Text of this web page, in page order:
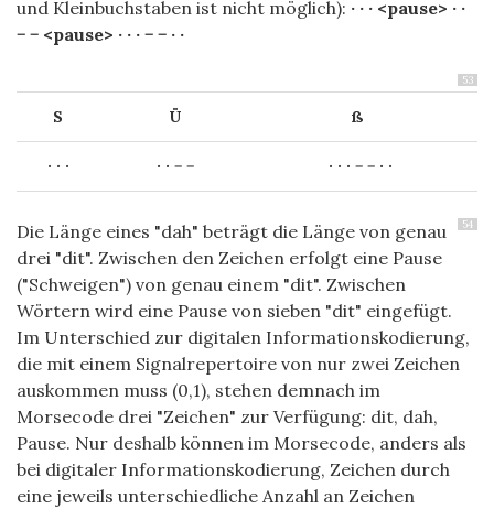
und Kleinbuchstaben ist nicht möglich): · · · <pause> · ·
− − <pause> · · · − − · ·
53
S Ü ß
· · · · · − − · · · − − · ·
54
Die Länge eines "dah" beträgt die Länge von genau
drei "dit". Zwischen den Zeichen erfolgt eine Pause
("Schweigen") von genau einem "dit". Zwischen
Wörtern wird eine Pause von sieben "dit" eingefügt.
Im Unterschied zur digitalen Informationskodierung,
die mit einem Signalrepertoire von nur zwei Zeichen
auskommen muss (0,1), stehen demnach im
Morsecode drei "Zeichen" zur Verfügung: dit, dah,
Pause. Nur deshalb können im Morsecode, anders als
bei digitaler Informationskodierung, Zeichen durch
eine jeweils unterschiedliche Anzahl an Zeichen